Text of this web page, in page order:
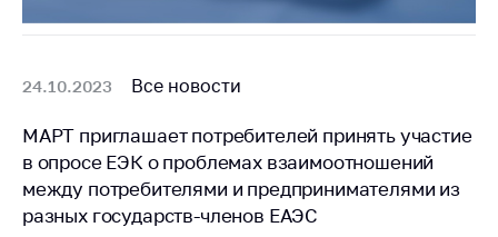
24.10.2023 Все новости
МАРТ приглашает потребителей принять участие
в опросе ЕЭК о проблемах взаимоотношений
между потребителями и предпринимателями из
разных государств-членов ЕАЭС